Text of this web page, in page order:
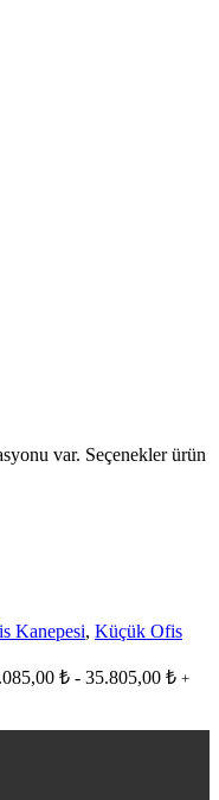
var. Seçenekler ürün
Kanepesi, Küçük Ofis
₺ - 35.805,00 ₺ +